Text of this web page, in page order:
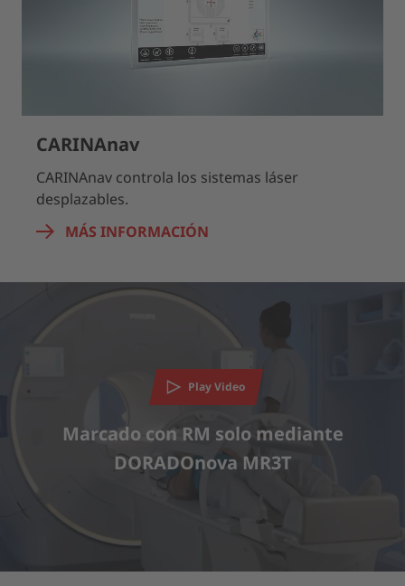
CARINAnav
CARINAnav controla los sistemas láser
desplazables.
MÁS INFORMACIÓN
Play Video
Marcado con RM solo mediante
DORADOnova MR3T